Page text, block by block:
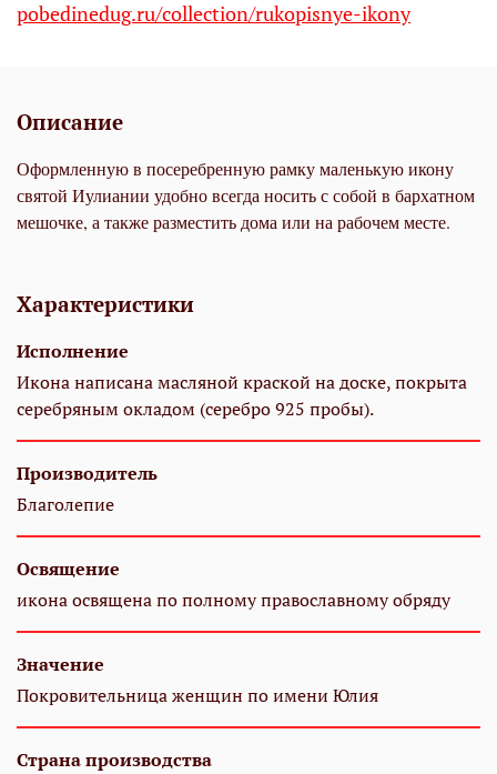
pobedinedug.ru/collection/rukopisnye-ikony
Описание
Оформленную в посеребренную рамку маленькую икону
святой Иулиании удобно всегда носить с собой в бархатном
мешочке, а также разместить дома или на рабочем месте.
Характеристики
Исполнение
Икона написана масляной краской на доске, покрыта
серебряным окладом (серебро 925 пробы).
Производитель
Благолепие
Освящение
икона освящена по полному православному обряду
Значение
Покровительница женщин по имени Юлия
Страна производства